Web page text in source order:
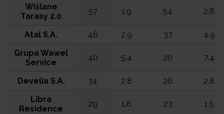
Wiślane
Tarasy 2.0
57 1.9 54 2.8
Atal S.A. 46 2.9 37
4.9
Grupa Wawel
Service
40 5.4 20 7.4
Develia S.A. 34 2.8 26
2.8
Libra
Residence
29 1.8 23 1.5